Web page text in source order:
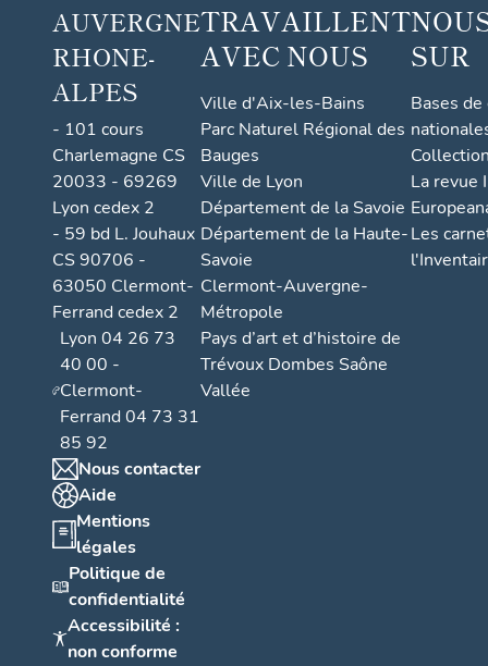
AUVERGNE
RHONE-
ALPES
- 101 cours
Charlemagne CS
20033 - 69269
Lyon cedex 2
- 59 bd L. Jouhaux
CS 90706 -
63050 Clermont-
Ferrand cedex 2
Lyon 04 26 73
40 00 -
Clermont-
Ferrand 04 73 31
85 92
Nous contacter
Aide
Mentions
légales
Politique de
confidentialité
Accessibilité :
non conforme
TRAVAILLENT
AVEC NOUS
Ville d'Aix-les-Bains
Parc Naturel Régional des
Bauges
Ville de Lyon
Département de la Savoie
Département de la Haute-
Savoie
Clermont-Auvergne-
Métropole
Pays d’art et d’histoire de
Trévoux Dombes Saône
Vallée
SUR
Bases
La revue
Les